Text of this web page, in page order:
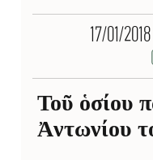
17/01/2018
Τοῦ ὁσίου
Ἀντωνίου